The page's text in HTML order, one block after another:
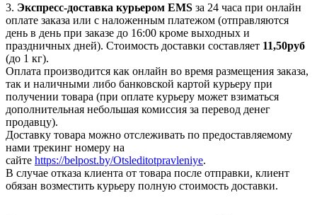
3. Экспресс-доставка курьером EMS за 24 часа при онлайн
оплате заказа или с наложенным платежом (отправляются
день в день при заказе до 16:00 кроме выходных и
праздничных дней). Стоимость доставки составляет 11,50руб
(до 1 кг).
Оплата производится как онлайн во время размещения заказа,
так и наличными либо банковской картой курьеру при
получении товара (при оплате курьеру может взиматься
дополнительная небольшая комиссия за перевод денег
продавцу).
Доставку товара можно отслеживать по предоставляемому
нами трекинг номеру на
сайте https://belpost.by/Otsleditotpravleniye.
В случае отказа клиента от товара после отправки, клиент
обязан возместить курьеру полную стоимость доставки.